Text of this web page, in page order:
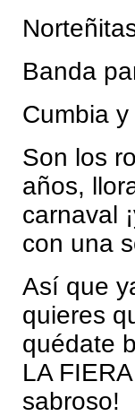
Banda
Cumbia
Son los
años,
carnaval
con una
Así que
quieres
quédate
LA
sabroso!